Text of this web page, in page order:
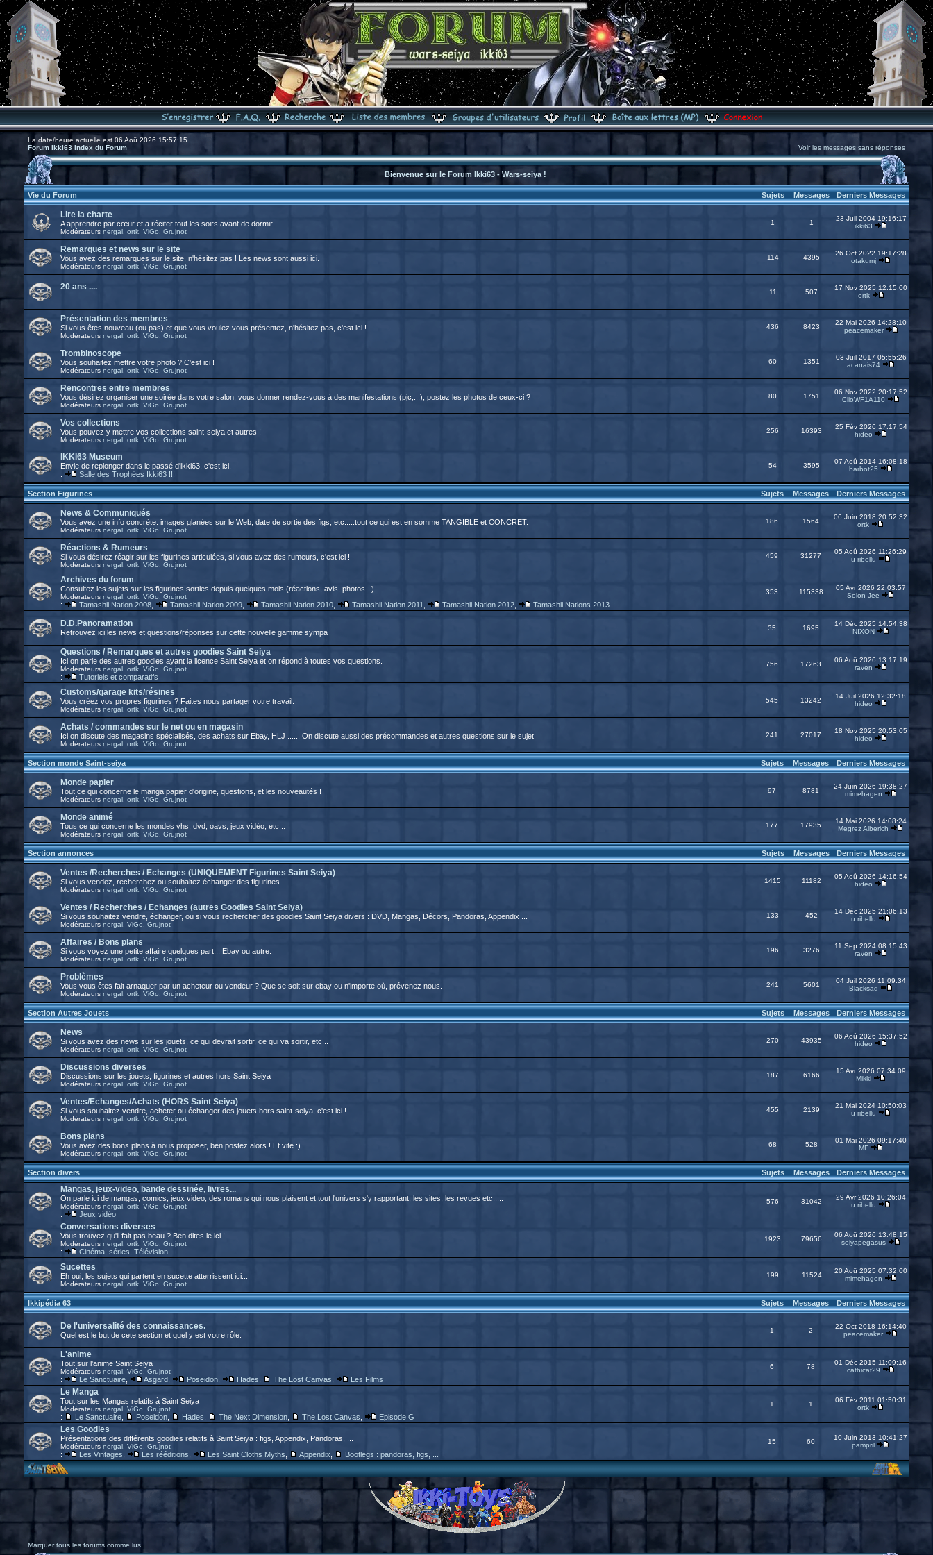
La date/heure actuelle est 06 Aoû 2026 15:57:15
Forum Ikki63 Index du Forum
Voir les messages sans réponses
Bienvenue sur le Forum Ikki63 - Wars-seiya !
Vie du Forum Sujets Messages Derniers Messages
Lire la charte
A apprendre par cœur et a réciter tout les soirs avant de dormir
Modérateurs nergal ortk ViGo Grujnot
1 1
23 Juil 2004 19:16:17
ikki63
Remarques et news sur le site
Vous avez des remarques sur le site, n'hésitez pas ! Les news sont aussi ici.
Modérateurs nergal ortk ViGo Grujnot
114 4395
26 Oct 2022 19:17:28
otakumj
20 ans ....
11 507
17 Nov 2025 12:15:00
ortk
Présentation des membres
Si vous êtes nouveau (ou pas) et que vous voulez vous présentez, n'hésitez pas, c'est ici !
Modérateurs nergal ortk ViGo Grujnot
436 8423
22 Mai 2026 14:28:10
peacemaker
Trombinoscope
Vous souhaitez mettre votre photo ? C'est ici !
Modérateurs nergal ortk ViGo Grujnot
60 1351
03 Juil 2017 05:55:26
acanais74
Rencontres entre membres
Vous désirez organiser une soirée dans votre salon, vous donner rendez-vous à des manifestations (pjc,...), postez les photos de ceux-ci ?
Modérateurs nergal ortk ViGo Grujnot
80 1751
06 Nov 2022 20:17:52
ClioWF1A110
Vos collections
Vous pouvez y mettre vos collections saint-seiya et autres !
Modérateurs nergal ortk ViGo Grujnot
256 16393
25 Fév 2026 17:17:54
hideo
IKKI63 Museum
Envie de replonger dans le passé d'ikki63, c'est ici.
:
Salle des Trophées Ikki63 !!!
54 3595
07 Aoû 2014 16:08:18
barbot25
Section Figurines Sujets Messages Derniers Messages
News & Communiqués
Vous avez une info concrète: images glanées sur le Web, date de sortie des figs, etc.....tout ce qui est en somme TANGIBLE et CONCRET.
Modérateurs nergal ortk ViGo Grujnot
186 1564
06 Juin 2018 20:52:32
ortk
Réactions & Rumeurs
Si vous désirez réagir sur les figurines articulées, si vous avez des rumeurs, c'est ici !
Modérateurs nergal ortk ViGo Grujnot
459 31277
05 Aoû 2026 11:26:29
u ribellu
Archives du forum
Consultez les sujets sur les figurines sorties depuis quelques mois (réactions, avis, photos...)
Modérateurs nergal ortk ViGo Grujnot
: Tamashii Nation 2008 Tamashii Nation 2009 Tamashii Nation 2010 Tamashii Nation 2011 Tamashii Nation 2012 Tamashii Nations 2013
353 115338
05 Avr 2026 22:03:57
Solon Jee
D.D.Panoramation
Retrouvez ici les news et questions/réponses sur cette nouvelle gamme sympa
35 1695
14 Déc 2025 14:54:38
NIXON
Questions / Remarques et autres goodies Saint Seiya
Ici on parle des autres goodies ayant la licence Saint Seiya et on répond à toutes vos questions.
Modérateurs nergal ortk ViGo Grujnot
: Tutoriels et comparatifs
756 17263
06 Aoû 2026 13:17:19
raven
Customs/garage kits/résines
Vous créez vos propres figurines ? Faites nous partager votre travail.
Modérateurs nergal ortk ViGo Grujnot
545 13242
14 Juil 2026 12:32:18
hideo
Achats / commandes sur le net ou en magasin
Ici on discute des magasins spécialisés, des achats sur Ebay, HLJ ...... On discute aussi des précommandes et autres questions sur le sujet
Modérateurs nergal ortk ViGo Grujnot
241 27017
18 Nov 2025 20:53:05
hideo
Section monde Saint-seiya Sujets Messages Derniers Messages
Monde papier
Tout ce qui concerne le manga papier d'origine, questions, et les nouveautés !
Modérateurs nergal ortk ViGo Grujnot
97 8781
24 Juin 2026 19:38:27
mimehagen
Monde animé
Tous ce qui concerne les mondes vhs, dvd, oavs, jeux vidéo, etc...
Modérateurs nergal ortk ViGo Grujnot
177 17935
14 Mai 2026 14:08:24
Megrez Alberich
Section annonces Sujets Messages Derniers Messages
Ventes /Recherches / Echanges (UNIQUEMENT Figurines Saint Seiya)
Si vous vendez, recherchez ou souhaitez échanger des figurines.
Modérateurs nergal ortk ViGo Grujnot
1415 11182
05 Aoû 2026 14:16:54
hideo
Ventes / Recherches / Echanges (autres Goodies Saint Seiya)
Si vous souhaitez vendre, échanger, ou si vous rechercher des goodies Saint Seiya divers : DVD, Mangas, Décors, Pandoras, Appendix ...
Modérateurs nergal ViGo Grujnot
133 452
14 Déc 2025 21:06:13
u ribellu
Affaires / Bons plans
Si vous voyez une petite affaire quelques part... Ebay ou autre.
Modérateurs nergal ortk ViGo Grujnot
196 3276
11 Sep 2024 08:15:43
raven
Problèmes
Vous vous êtes fait arnaquer par un acheteur ou vendeur ? Que se soit sur ebay ou n'importe où, prévenez nous.
Modérateurs nergal ortk ViGo Grujnot
241 5601
04 Juil 2026 11:09:34
Blacksad
Section Autres Jouets Sujets Messages Derniers Messages
News
Si vous avez des news sur les jouets, ce qui devrait sortir, ce qui va sortir, etc...
Modérateurs nergal ortk ViGo Grujnot
270 43935
06 Aoû 2026 15:37:52
hideo
Discussions diverses
Discussions sur les jouets, figurines et autres hors Saint Seiya
Modérateurs nergal ortk ViGo Grujnot
187 6166
15 Avr 2026 07:34:09
Mikki
Ventes/Echanges/Achats (HORS Saint Seiya)
Si vous souhaitez vendre, acheter ou échanger des jouets hors saint-seiya, c'est ici !
Modérateurs nergal ortk ViGo Grujnot
455 2139
21 Mai 2024 10:50:03
u ribellu
Bons plans
Vous avez des bons plans à nous proposer, ben postez alors ! Et vite :)
Modérateurs nergal ortk ViGo Grujnot
68 528
01 Mai 2026 09:17:40
MF
Section divers Sujets Messages Derniers Messages
Mangas, jeux-video, bande dessinée, livres...
On parle ici de mangas, comics, jeux video, des romans qui nous plaisent et tout l'univers s'y rapportant, les sites, les revues etc.....
Modérateurs nergal ortk ViGo Grujnot
: Jeux vidéo
576 31042
29 Avr 2026 10:26:04
u ribellu
Conversations diverses
Vous trouvez qu'il fait pas beau ? Ben dites le ici !
Modérateurs nergal ortk ViGo Grujnot
: Cinéma, séries, Télévision
1923 79656
06 Aoû 2026 13:48:15
seiyapegasus
Sucettes
Eh oui, les sujets qui partent en sucette atterrissent ici...
Modérateurs nergal ortk ViGo Grujnot
199 11524
20 Aoû 2025 07:32:00
mimehagen
Ikkipédia 63 Sujets Messages Derniers Messages
De l'universalité des connaissances.
Quel est le but de cete section et quel y est votre rôle.
1 2
22 Oct 2018 16:14:40
peacemaker
L'anime
Tout sur l'anime Saint Seiya
Modérateurs nergal ViGo Grujnot
: Le Sanctuaire Asgard Poseidon Hades The Lost Canvas Les Films
6 78
01 Déc 2015 11:09:16
cathicat29
Le Manga
Tout sur les Mangas relatifs à Saint Seiya
Modérateurs nergal ViGo Grujnot
: Le Sanctuaire Poseidon Hades The Next Dimension The Lost Canvas Episode G
1 1
06 Fév 2011 01:50:31
ortk
Les Goodies
Présentations des différents goodies relatifs à Saint Seiya : figs, Appendix, Pandoras, ...
Modérateurs nergal ViGo Grujnot
: Les Vintages Les rééditions Les Saint Cloths Myths Appendix Bootlegs : pandoras, figs, ...
15 60
10 Juin 2013 10:41:27
pampril
Marquer tous les forums comme lus